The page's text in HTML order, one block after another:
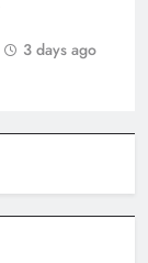
3 days ago